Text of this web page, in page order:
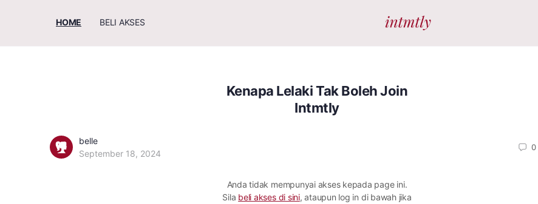
HOME BELI AKSES
Kenapa Lelaki Tak Boleh Join
Intmtly
belle
September 18, 2024
0
Anda tidak mempunyai akses kepada page ini.
Sila beli akses di sini, ataupun log in di bawah jika